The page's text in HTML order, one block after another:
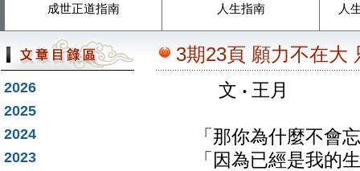
成世正道指南 人生指南 人
2026
2025
2024
2023
3期23頁 願力不在大
文 ‧ 王月
「那你為什麼不會忘
「因為已經是我的生